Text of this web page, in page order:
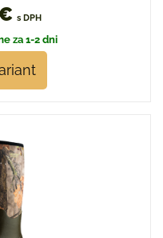
s DPH
za 1-2 dni